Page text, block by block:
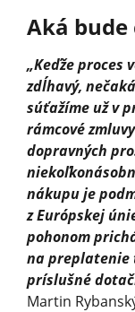
Aká bude
„Keďže proces
zdĺhavý,
súťažíme už v
rámcové
dopravných
nákupu je
z Európskej
pohonom
na preplatenie
príslušné
Martin